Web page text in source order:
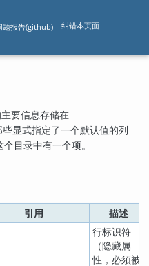
题报告(github) 纠错本页面
要信息存储在
些显式指定了一个默认值的列
目录中有一个项。
引用 描述
行标识符
（隐藏属
性，必须被